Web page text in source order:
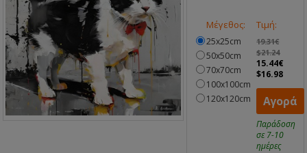
Μέγεθος:
25x25cm
50x50cm
70x70cm
100x100cm
120x120cm
Τιμή:
19.31€
$21.24
15.44€
$16.98
Αγορά
Παράδοση
σε 7-10
ημέρες